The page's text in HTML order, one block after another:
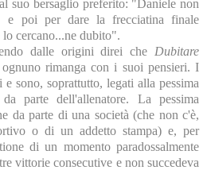
suo bersaglio preferito: "Daniele non
e poi per dare la frecciatina finale
cercano...ne dubito".
dalle origini direi che Dubitare
rimanga con i suoi pensieri. I
sono, soprattutto, legati alla pessima
parte dell'allenatore. La pessima
da parte di una società (che non c'è,
o di un addetto stampa) e, per
di un momento paradossalmente
vittorie consecutive e non succedeva